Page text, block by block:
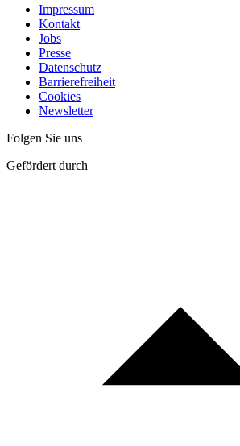
Impressum
Kontakt
Jobs
Presse
Datenschutz
Barrierefreiheit
Cookies
Newsletter
Folgen Sie uns
Gefördert durch